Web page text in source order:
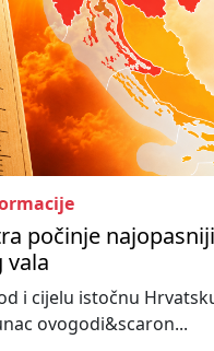
počinje
vala
i cijelu istočnu
ovogodi&scaron...